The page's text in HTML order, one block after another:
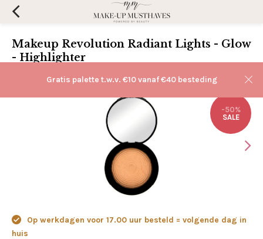
Gratis palette t.w.v. €10 vanaf €40 besteding
Makeup Revolution Radiant Lights - Glow
- Highlighter
-50%
SALE
Op werkdagen voor 17.00 uur besteld = volgende dag in
huis